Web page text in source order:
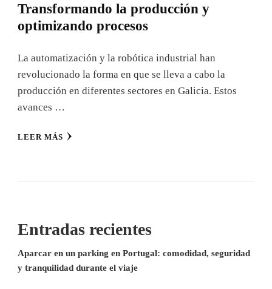
Transformando la producción y
optimizando procesos
La automatización y la robótica industrial han
revolucionado la forma en que se lleva a cabo la
producción en diferentes sectores en Galicia. Estos
avances …
LEER MÁS
Entradas recientes
Aparcar en un parking en Portugal: comodidad, seguridad
y tranquilidad durante el viaje